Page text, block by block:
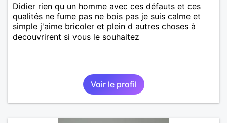
Didier rien qu un homme avec ces défauts et ces
qualités ne fume pas ne bois pas je suis calme et
simple j'aime bricoler et plein d autres choses à
decouvrirent si vous le souhaitez
Voir le profil